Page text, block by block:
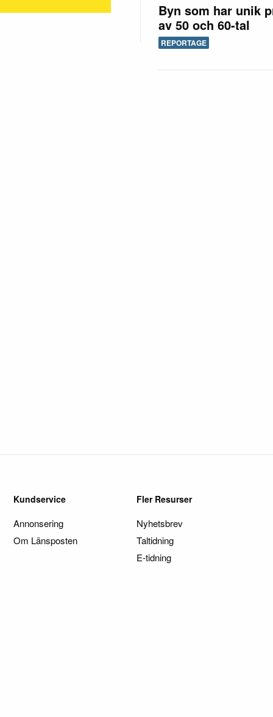
Byn som har unik
av 50 och 60-tal
REPORTAGE
Kundservice
Annonsering
Om Länsposten
Fler Resurser
Nyhetsbrev
Taltidning
E-tidning